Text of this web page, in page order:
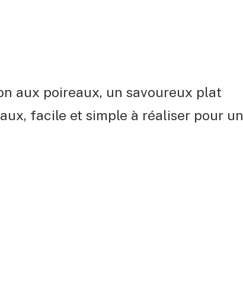
aux poireaux, un savoureux plat
facile et simple à réaliser pour un